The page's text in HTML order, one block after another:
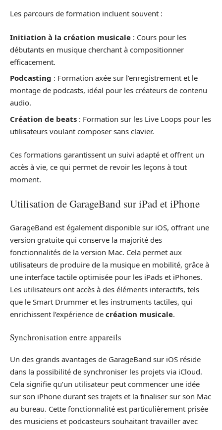
Les parcours de formation incluent souvent :
Initiation à la création musicale : Cours pour les
débutants en musique cherchant à compositionner
efficacement.
Podcasting : Formation axée sur l’enregistrement et le
montage de podcasts, idéal pour les créateurs de contenu
audio.
Création de beats : Formation sur les Live Loops pour les
utilisateurs voulant composer sans clavier.
Ces formations garantissent un suivi adapté et offrent un
accès à vie, ce qui permet de revoir les leçons à tout
moment.
Utilisation de GarageBand sur iPad et iPhone
GarageBand est également disponible sur iOS, offrant une
version gratuite qui conserve la majorité des
fonctionnalités de la version Mac. Cela permet aux
utilisateurs de produire de la musique en mobilité, grâce à
une interface tactile optimisée pour les iPads et iPhones.
Les utilisateurs ont accès à des éléments interactifs, tels
que le Smart Drummer et les instruments tactiles, qui
enrichissent l’expérience de création musicale.
Synchronisation entre appareils
Un des grands avantages de GarageBand sur iOS réside
dans la possibilité de synchroniser les projets via iCloud.
Cela signifie qu’un utilisateur peut commencer une idée
sur son iPhone durant ses trajets et la finaliser sur son Mac
au bureau. Cette fonctionnalité est particulièrement prisée
des musiciens et podcasteurs souhaitant travailler avec